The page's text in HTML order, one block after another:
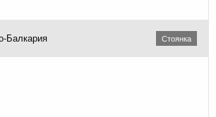
Балкария Стоянка